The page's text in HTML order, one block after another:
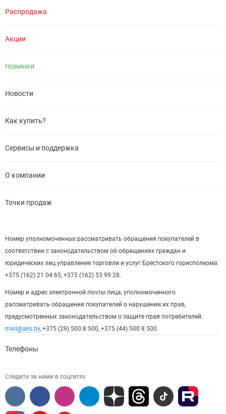
Распродажа
Акции
Новинки
Новости
Как купить?
Сервисы и поддержка
О компании
Точки продаж
Номер уполномоченных рассматривать обращения покупателей в
соответствии с законодательством об обращениях граждан и
юридических лиц управление торговли и услуг Брестского горисполкома:
+375 (162) 21 04 65, +375 (162) 53 99 28.
Номер и адрес электронной почты лица, уполномоченного
рассматривать обращения покупателей о нарушении их прав,
предусмотренных законодательством о защите прав потребителей:
mail@aks.by, +375 (29) 500 8 500, +375 (44) 500 8 500.
Телефоны
Следите за нами в соцсетях